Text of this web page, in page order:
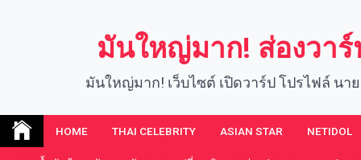
มันใหญ่มาก! ส่องวา
มันใหญ่มาก! เว็บไซต์ เปิดวาร์ป โปรไฟล์ น
HOME THAI CELEBRITY ASIAN STAR NETIDOL